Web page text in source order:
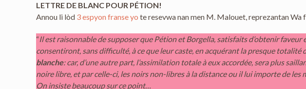
LETTRE DE BLANC POUR PÉTION!
Annou li lòd 3 espyon franse yo te resevwa nan men M. Malouet, reprezantan Wa
“Il est raisonnable de supposer que Pétion et Borgella, satisfaits d’obtenir
consentiront, sans difficulté, à ce que leur caste, en acquérant la presque
blanche: car, d’une autre part, l’assimilation totale à eux accordée, sera plus
noire libre, et par celle-ci, les noirs non-libres à la distance ou il lui importe de
On insiste beaucoup sur ce point…